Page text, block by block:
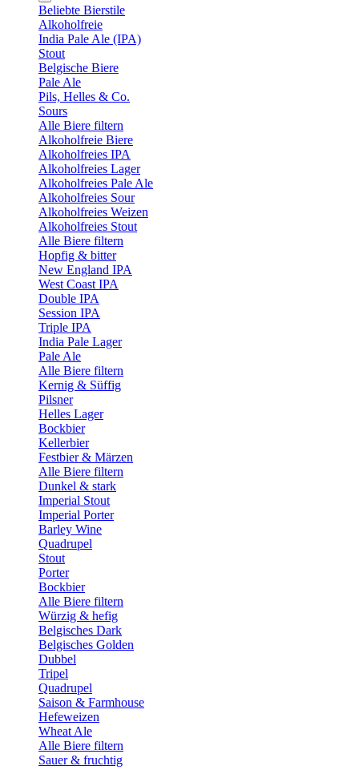
Beliebte Bierstile
Alkoholfreie
India Pale Ale (IPA)
Stout
Belgische Biere
Pale Ale
Pils, Helles & Co.
Sours
Alle Biere filtern
Alkoholfreie Biere
Alkoholfreies IPA
Alkoholfreies Lager
Alkoholfreies Pale Ale
Alkoholfreies Sour
Alkoholfreies Weizen
Alkoholfreies Stout
Alle Biere filtern
Hopfig & bitter
New England IPA
West Coast IPA
Double IPA
Session IPA
Triple IPA
India Pale Lager
Pale Ale
Alle Biere filtern
Kernig & Süffig
Pilsner
Helles Lager
Bockbier
Kellerbier
Festbier & Märzen
Alle Biere filtern
Dunkel & stark
Imperial Stout
Imperial Porter
Barley Wine
Quadrupel
Stout
Porter
Bockbier
Alle Biere filtern
Würzig & hefig
Belgisches Dark
Belgisches Golden
Dubbel
Tripel
Quadrupel
Saison & Farmhouse
Hefeweizen
Wheat Ale
Alle Biere filtern
Sauer & fruchtig